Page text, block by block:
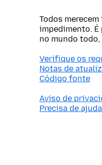
Todos
impedimento.
no mundo
Verifique os
Notas de
Código fonte
Aviso de
Precisa de